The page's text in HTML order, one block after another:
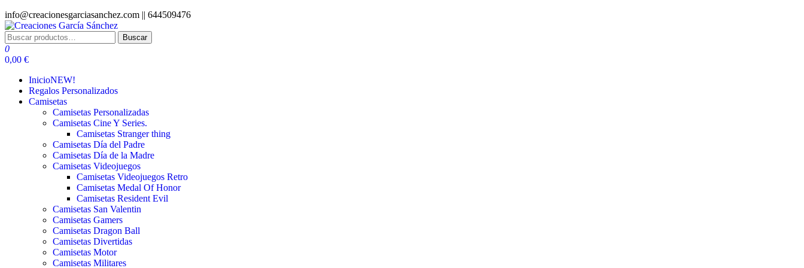
Saltar
al
contenido
info@creacionesgarciasanchez.com || 644509476
Creaciones García Sánchez
regalos personalizados
Buscar
por:
Buscar
0
0,00 €
InicioNEW!
Regalos Personalizados
Camisetas
Camisetas Personalizadas
Camisetas Cine Y Series.
Camisetas Stranger thing
Camisetas Día del Padre
Camisetas Día de la Madre
Camisetas Videojuegos
Camisetas Videojuegos Retro
Camisetas Medal Of Honor
Camisetas Resident Evil
Camisetas San Valentin
Camisetas Gamers
Camisetas Dragon Ball
Camisetas Divertidas
Camisetas Motor
Camisetas Militares